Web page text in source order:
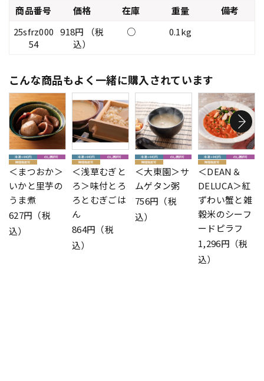
商品番号 価格 在庫 重量
備考
25sfrz000
54
918円 （税
込）
○ 0.1kg
こんな商品もよく一緒に購入されています
＜まつおか＞
いかと里芋の
うま煮
627円（税
込）
＜浅草むぎと
ろ＞味付とろ
ろとむぎごは
ん
864円（税
込）
＜大東園＞サ
ムゲタン粥
756円（税
込）
＜DEAN＆
DELUCA＞紅
ずわい蟹と雑
穀米のシーフ
ードピラフ
1,296円（税
込）